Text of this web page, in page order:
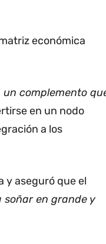
económica
complemento
en un nodo
a los
y aseguró que el
soñar en grande y